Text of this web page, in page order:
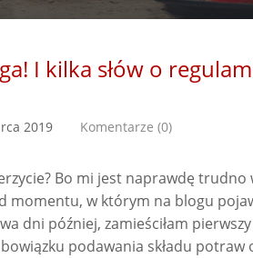
I kilka słów o
2019 Komentarze (0)
Bo mi jest naprawdę trudno
momentu, w którym na blogu
dni później, zamieściłam pierwszy
podawania składu potraw